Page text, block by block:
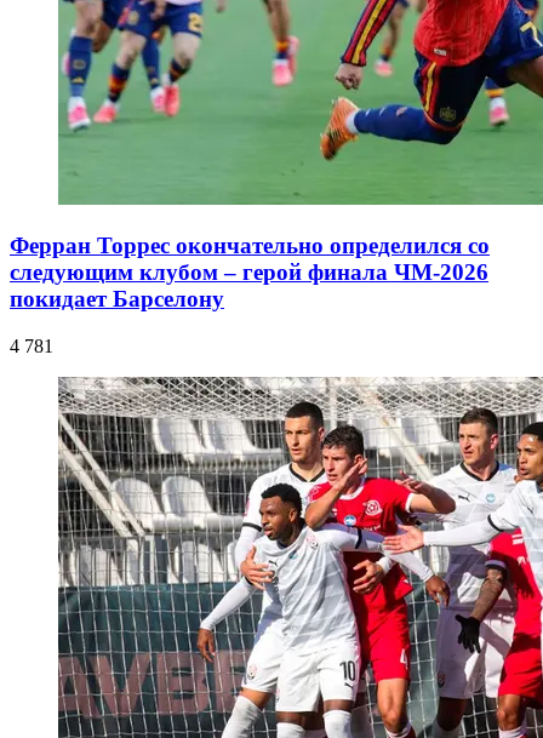
Ферран Торрес окончательно определился со
следующим клубом – герой финала ЧМ-2026
покидает Барселону
4 781